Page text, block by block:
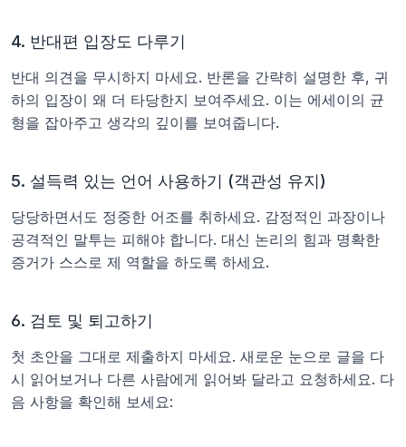
4. 반대편 입장도 다루기
반대 의견을 무시하지 마세요. 반론을 간략히 설명한 후, 귀
하의 입장이 왜 더 타당한지 보여주세요. 이는 에세이의 균
형을 잡아주고 생각의 깊이를 보여줍니다.
5. 설득력 있는 언어 사용하기 (객관성 유지)
당당하면서도 정중한 어조를 취하세요. 감정적인 과장이나
공격적인 말투는 피해야 합니다. 대신 논리의 힘과 명확한
증거가 스스로 제 역할을 하도록 하세요.
6. 검토 및 퇴고하기
첫 초안을 그대로 제출하지 마세요. 새로운 눈으로 글을 다
시 읽어보거나 다른 사람에게 읽어봐 달라고 요청하세요. 다
음 사항을 확인해 보세요: